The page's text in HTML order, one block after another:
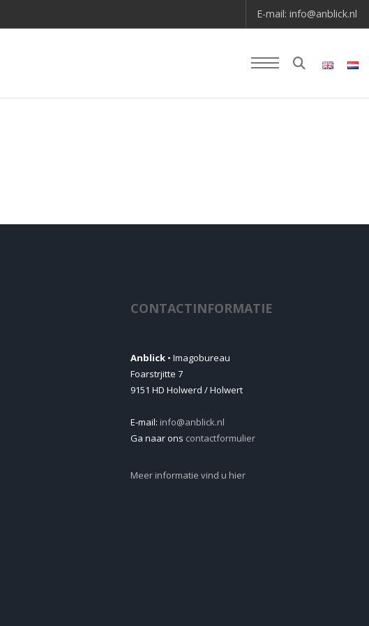
E-mail: info@anblick.nl
CONTACTINFORMATIE
Anblick • Imagobureau
Foarstrjitte 7
9151 HD Holwerd / Holwert
E-mail: info@anblick.nl
Ga naar ons contactformulier
Meer informatie vind u hier